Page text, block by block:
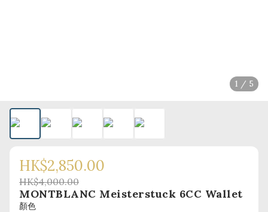
1 / 5
HK$2,850.00
HK$4,000.00
MONTBLANC Meisterstuck 6CC Wallet
顏色